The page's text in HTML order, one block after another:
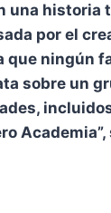
una
por el
ningún
sobre un